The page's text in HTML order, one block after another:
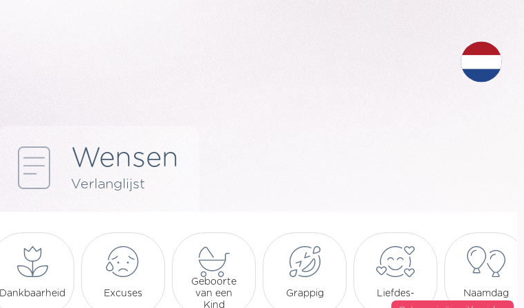
Wensen
Verlanglijst
Dankbaarheid Excuses
Geboorte
van een
Kind
Grappig Liefdes-
Naamdag